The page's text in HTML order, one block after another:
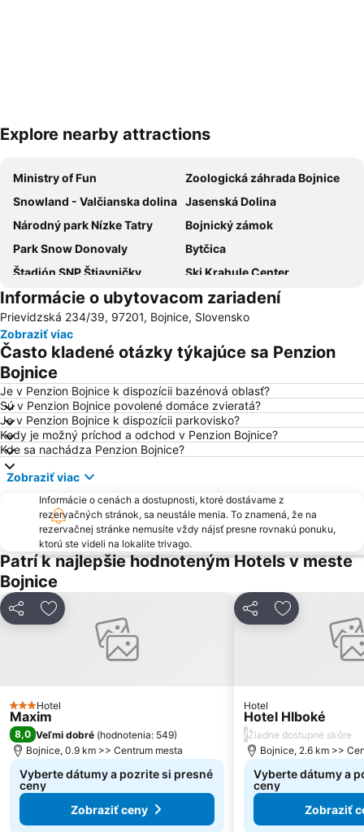
Explore nearby attractions
Ministry of Fun
Zoologická záhrada Bojnice
Snowland - Valčianska dolina Jasenská Dolina
Národný park Nízke Tatry
Bojnický zámok
Park Snow Donovaly
Bytčica
Štadión SNP Štiavničky
Ski Krahule Center
Vlčince
Ski Králiky
Bažant Pohoda
Železničná stanica Banská Bystrica
Historické mesto Banská Štiavnica a technické pamiatky v jeho okolí
Salamandra Resort
Ski Drozdovo
Podlavice
Sásová
Radvaň
Zvolenský zámok
Kremnička
Tajov
Fončorda
Hrad Strečno
Závodie
Majer
Rozprávkový zámok
Lyžiarske Stredisko Šachtičky Rudlová
Skipark Kálnica
Remata
Šalková
Javorinka Čičmany
Kammerhof - Baníctvo na Slovensku
Žilina-Bánová
Pleše – Podkonice
Mojšová Lúčka
Uľanka
Informácie o ubytovacom zariadení
Prievidzská 234/39, 97201, Bojnice, Slovensko
Zobraziť viac
Často kladené otázky týkajúce sa Penzion
Bojnice
Je v Penzion Bojnice k dispozícii bazénová oblasť?
Sú v Penzion Bojnice povolené domáce zvieratá?
Je v Penzion Bojnice k dispozícii parkovisko?
Kedy je možný príchod a odchod v Penzion Bojnice?
Kde sa nachádza Penzion Bojnice?
Zobraziť viac
Informácie o cenách a dostupnosti, ktoré dostávame z
rezervačných stránok, sa neustále menia. To znamená, že na
rezervačnej stránke nemusíte vždy nájsť presne rovnakú ponuku,
ktorú ste videli na lokalite trivago.
Patrí k najlepšie hodnoteným Hotels v meste
Bojnice
ZdieľaťPridať do obľúbených
3 Počet hviezdičiek
Hotel
Maxim
8,0 Veľmi dobré (hodnotenia: 549)
Bojnice, 0.9 km >> Centrum mesta
Vyberte dátumy a pozrite si presné
ceny
Zobraziť ceny
ZdieľaťPridať do
Hotel
Hotel Hlboké
/Žiadne dostupné skóre
Bojnice, 2.6 km >>
Vyberte dátumy a
ceny
Zobraziť